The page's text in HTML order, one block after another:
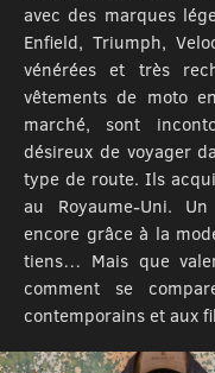
avec des marques
Enfield, Triumph,
vénérées et très
vêtements de moto
marché, sont
désireux de voyager
type de route. Ils
au Royaume-Uni.
encore grâce à la
tiens… Mais que
comment se
contemporains et aux